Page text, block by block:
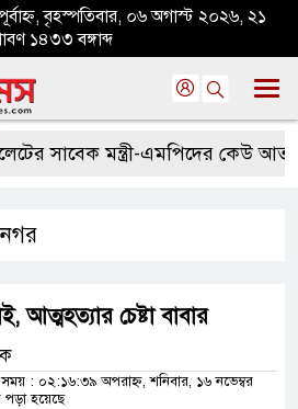
বৃহস্পতিবার, ০৬ অগাস্ট ২০২৬, ২১
১৪৩৩ বঙ্গাব্দ
সাবেক মন্ত্রী-এমপিদের কেউ
নগর
আত্মহত্যার চেষ্টা বাবার
সময় : ০২:১৬:৩৯ অপরাহ্ন, শনিবার, ১৬ নভেম্বর
পড়া হয়েছে